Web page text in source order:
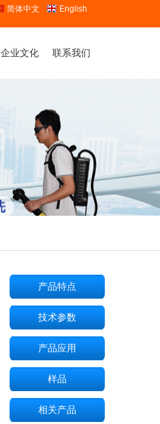
简体中文 English
企业文化 联系我们
销售网络
人才战略
产品特点
技术参数
产品应用
样品
相关产品